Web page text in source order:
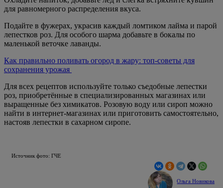
для равномерного распределения вкуса.
Подайте в фужерах, украсив каждый ломтиком лайма и парой
лепестков роз. Для особого шарма добавьте в бокалы по
маленькой веточке лаванды.
Как правильно поливать огород в жару: топ-советы для
сохранения урожая
Для всех рецептов используйте только съедобные лепестки
роз, приобретённые в специализированных магазинах или
выращенные без химикатов. Розовую воду или сироп можно
найти в интернет-магазинах или приготовить самостоятельно,
настояв лепестки в сахарном сиропе.
Источник фото: ГЧЕ
Ольга Новикова